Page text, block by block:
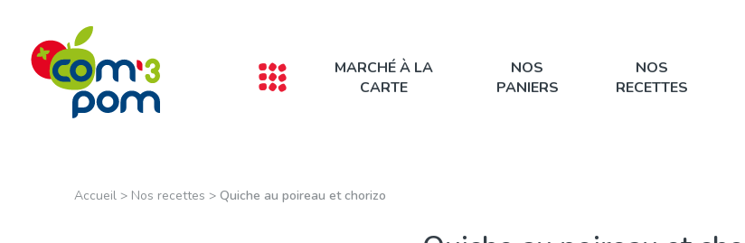
MARCHÉ À LA
CARTE
NOS
PANIERS
NOS
RECETTES
Accueil > Nos recettes > Quiche au poireau et chorizo